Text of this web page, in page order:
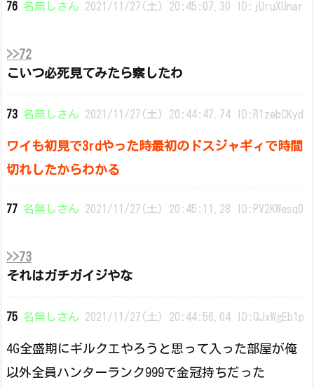
76 名無しさん 2021/11/27(土) 20:45:07.30 ID:jUruXUnar
>>72
こいつ必死見てみたら察したわ
73 名無しさん 2021/11/27(土) 20:44:47.74 ID:R1zebCKyd
ワイも初見で3rdやった時最初のドスジャギィで時間
切れしたからわかる
77 名無しさん 2021/11/27(土) 20:45:11.28 ID:PV2KWesq0
>>73
それはガチガイジやな
75 名無しさん 2021/11/27(土) 20:44:56.04 ID:QJxWgEb1p
4G全盛期にギルクエやろうと思って入った部屋が俺
以外全員ハンターランク999で金冠持ちだった